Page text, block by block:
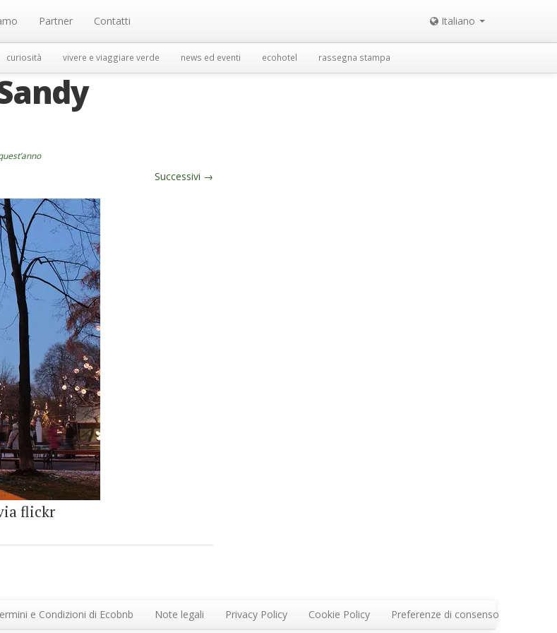
Partner Contatti Italiano
curiosità vivere e viaggiare verde news ed eventi ecohotel rassegna stampa
Successivi →
flickr
e Condizioni di Ecobnb Note legali Privacy Policy Cookie Policy Preferenze di consenso